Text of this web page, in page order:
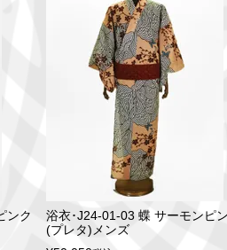
ンク
浴衣･J24-01-03 蝶 サーモンピ
(プレタ)メンズ